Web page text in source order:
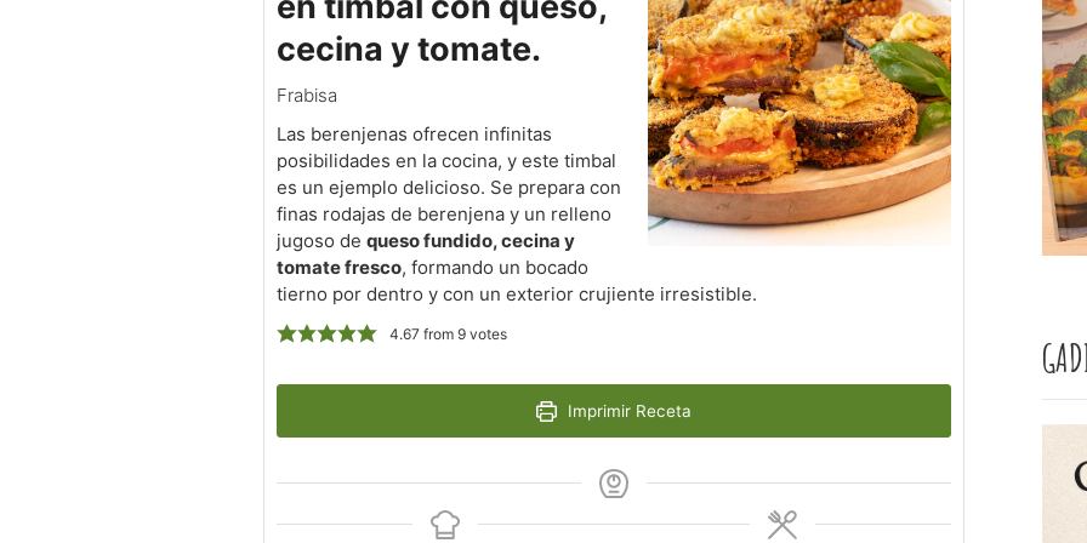
cecina y tomate.
Frabisa
Las berenjenas ofrecen infinitas
posibilidades en la cocina, y este timbal
es un ejemplo delicioso. Se prepara con
finas rodajas de berenjena y un relleno
jugoso de queso fundido, cecina y
tomate fresco, formando un bocado
tierno por dentro y con un exterior crujiente irresistible.
4.67 from 9votes
Imprimir Receta